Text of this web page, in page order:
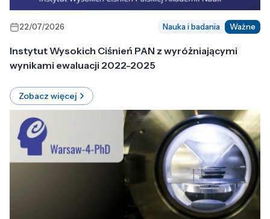
22/07/2026 Nauka i badania Ważne
Instytut Wysokich Ciśnień PAN z wyróżniającymi
wynikami ewaluacji 2022-2025
Zobacz więcej